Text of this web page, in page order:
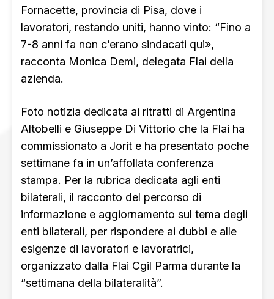
Fornacette, provincia di Pisa, dove i
lavoratori, restando uniti, hanno vinto: “Fino a
7-8 anni fa non c’erano sindacati qui»,
racconta Monica Demi, delegata Flai della
azienda.
Foto notizia dedicata ai ritratti di Argentina
Altobelli e Giuseppe Di Vittorio che la Flai ha
commissionato a Jorit e ha presentato poche
settimane fa in un’affollata conferenza
stampa. Per la rubrica dedicata agli enti
bilaterali, il racconto del percorso di
informazione e aggiornamento sul tema degli
enti bilaterali, per rispondere ai dubbi e alle
esigenze di lavoratori e lavoratrici,
organizzato dalla Flai Cgil Parma durante la
“settimana della bilateralità”.